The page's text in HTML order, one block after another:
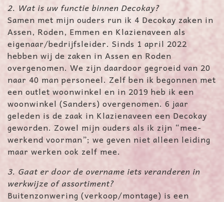
2. Wat is uw functie binnen Decokay?
Samen met mijn ouders run ik 4 Decokay zaken in
Assen, Roden, Emmen en Klazienaveen als
eigenaar/bedrijfsleider. Sinds 1 april 2022
hebben wij de zaken in Assen en Roden
overgenomen. We zijn daardoor gegroeid van 20
naar 40 man personeel. Zelf ben ik begonnen met
een outlet woonwinkel en in 2019 heb ik een
woonwinkel (Sanders) overgenomen. 6 jaar
geleden is de zaak in Klazienaveen een Decokay
geworden. Zowel mijn ouders als ik zijn “mee-
werkend voorman”; we geven niet alleen leiding
maar werken ook zelf mee.
3. Gaat er door de overname iets veranderen in
werkwijze of assortiment?
Buitenzonwering (verkoop/montage) is een